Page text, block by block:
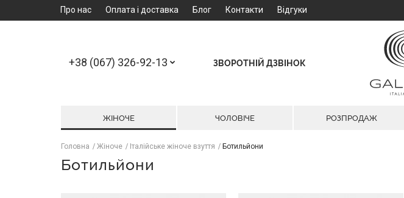
Про нас Оплата і доставка Блог Контакти Відгуки
+38 (067) 326-92-13 ЗВОРОТНІЙ ДЗВІНОК
ЖІНОЧЕ ЧОЛОВІЧЕ РОЗПРОДАЖ
Головна Жіноче Італійське жіноче взуття Ботильйони
Ботильйони